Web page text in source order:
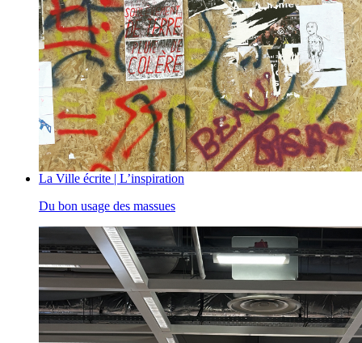
La Ville écrite | L’inspiration
Du bon usage des massues